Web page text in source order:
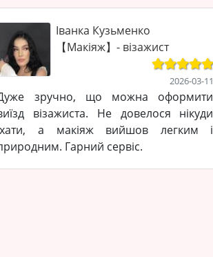
Іванка Кузьменко
【Макіяж】- візажист
2026-03-11
зручно, що можна оформити
візажиста. Не довелося нікуди
а макіяж вийшов легким і
Гарний сервіс.